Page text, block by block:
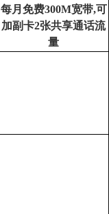
每月免费300M宽带,可
加副卡2张共享通话流
量